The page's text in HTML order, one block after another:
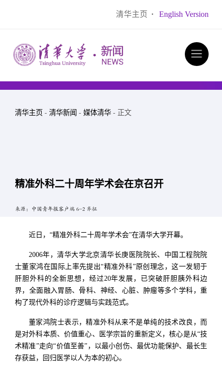
清华主页 · English Version
清华主页 - 清华新闻 - 媒体清华 - 正文
精准外科二十周年学术会在京召开
来源：中国青年报客户端 6-2 齐征
近日，“精准外科二十周年学术会”在清华大学开幕。
2006年，清华大学北京清华长庚医院院长、中国工程院院
士董家鸿在国际上率先提出“精准外科”原创理念，这一发轫于
肝胆外科的全新思想，经过20年发展，已突破肝胆胰外科边
界，全面融入胃肠、骨科、神经、心脏、肿瘤等多个学科，重
构了现代外科的诊疗逻辑与实践范式。
董家鸿院士表示，精准外科从来不是单纯的技术改良，而
是对外科本质、价值重心、医学宗旨的重新定义，核心是从“技
术精准”走向“价值至善”，以最小创伤、最优功能保护、最长生
存获益，回归医学以人为本的初心。